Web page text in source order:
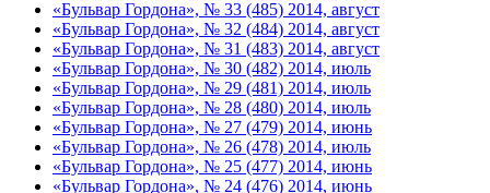
«Бульвар Гордона», № 33 (485) 2014, август
«Бульвар Гордона», № 32 (484) 2014, август
«Бульвар Гордона», № 31 (483) 2014, август
«Бульвар Гордона», № 30 (482) 2014, июль
«Бульвар Гордона», № 29 (481) 2014, июль
«Бульвар Гордона», № 28 (480) 2014, июль
«Бульвар Гордона», № 27 (479) 2014, июнь
«Бульвар Гордона», № 26 (478) 2014, июль
«Бульвар Гордона», № 25 (477) 2014, июнь
«Бульвар Гордона», № 24 (476) 2014, июнь